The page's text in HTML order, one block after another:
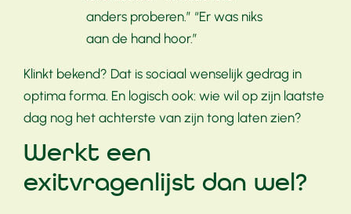
anders proberen.” “Er was niks
aan de hand hoor.”
Klinkt bekend? Dat is sociaal wenselijk gedrag in
optima forma. En logisch ook: wie wil op zijn laatste
dag nog het achterste van zijn tong laten zien?
Werkt een
exitvragenlijst dan wel?